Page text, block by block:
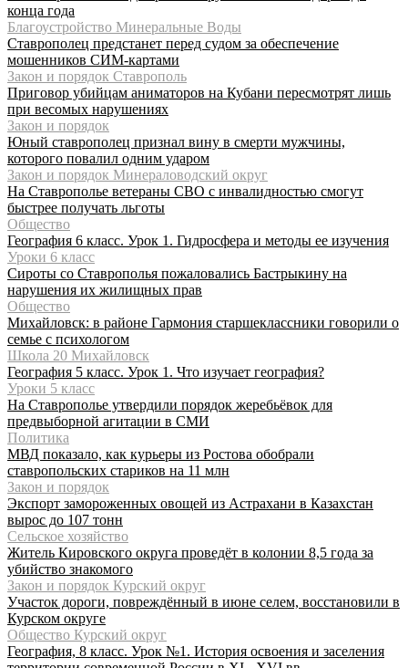
конца года
Благоустройство Минеральные Воды
Ставрополец предстанет перед судом за обеспечение
мошенников СИМ-картами
Закон и порядок Ставрополь
Приговор убийцам аниматоров на Кубани пересмотрят лишь
при весомых нарушениях
Закон и порядок
Юный ставрополец признал вину в смерти мужчины,
которого повалил одним ударом
Закон и порядок Минераловодский округ
На Ставрополье ветераны СВО с инвалидностью смогут
быстрее получать льготы
Общество
География 6 класс. Урок 1. Гидросфера и методы ее изучения
Уроки 6 класс
Сироты со Ставрополья пожаловались Бастрыкину на
нарушения их жилищных прав
Общество
Михайловск: в районе Гармония старшеклассники говорили о
семье с психологом
Школа 20 Михайловск
География 5 класс. Урок 1. Что изучает география?
Уроки 5 класс
На Ставрополье утвердили порядок жеребьёвок для
предвыборной агитации в СМИ
Политика
МВД показало, как курьеры из Ростова обобрали
ставропольских стариков на 11 млн
Закон и порядок
Экспорт замороженных овощей из Астрахани в Казахстан
вырос до 107 тонн
Сельское хозяйство
Житель Кировского округа проведёт в колонии 8,5 года за
убийство знакомого
Закон и порядок Курский округ
Участок дороги, повреждённый в июне селем, восстановили в
Курском округе
Общество Курский округ
География, 8 класс. Урок №1. История освоения и заселения